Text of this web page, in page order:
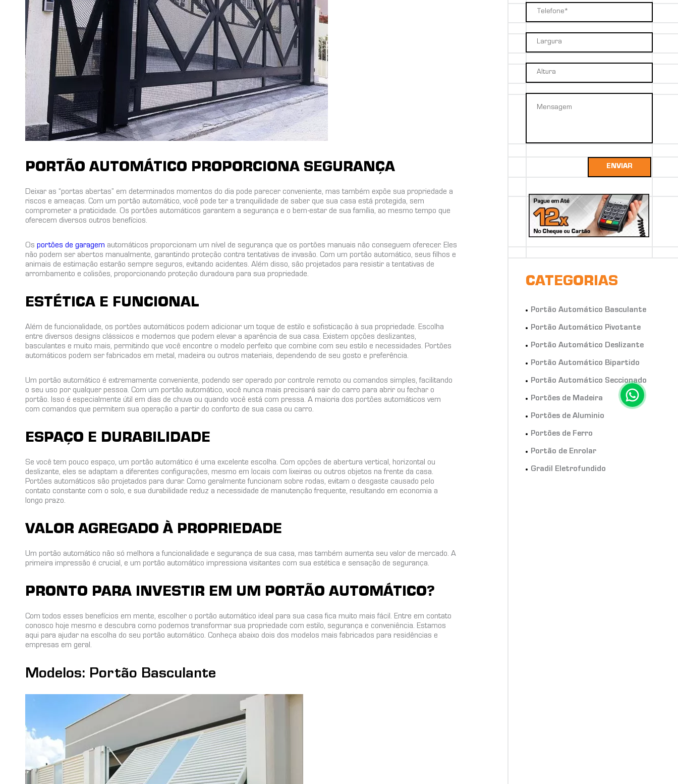
PORTÃO AUTOMÁTICO PROPORCIONA SEGURANÇA
Deixar as “portas abertas” em determinados momentos do dia pode parecer conveniente, mas também expõe sua propriedade a
riscos e ameaças. Com um portão automático, você pode ter a tranquilidade de saber que sua casa está protegida, sem
comprometer a praticidade. Os portões automáticos garantem a segurança e o bem-estar de sua família, ao mesmo tempo que
oferecem diversos outros benefícios.
Osportões de garagem automáticos proporcionam um nível de segurança que os portões manuais não conseguem oferecer. Eles
não podem ser abertos manualmente, garantindo proteção contra tentativas de invasão. Com um portão automático, seus filhos e
animais de estimação estarão sempre seguros, evitando acidentes. Além disso, são projetados para resistir a tentativas de
arrombamento e colisões, proporcionando proteção duradoura para sua propriedade.
ESTÉTICA E FUNCIONAL
Além de funcionalidade, os portões automáticos podem adicionar um toque de estilo e sofisticação à sua propriedade. Escolha
entre diversos designs clássicos e modernos que podem elevar a aparência de sua casa. Existem opções deslizantes,
basculantes e muito mais, permitindo que você encontre o modelo perfeito que combine com seu estilo e necessidades. Portões
automáticos podem ser fabricados em metal, madeira ou outros materiais, dependendo de seu gosto e preferência.
Um portão automático é extremamente conveniente, podendo ser operado por controle remoto ou comandos simples, facilitando
o seu uso por qualquer pessoa. Com um portão automático, você nunca mais precisará sair do carro para abrir ou fechar o
portão. Isso é especialmente útil em dias de chuva ou quando você está com pressa. A maioria dos portões automáticos vem
com comandos que permitem sua operação a partir do conforto de sua casa ou carro.
ESPAÇO E DURABILIDADE
Se você tem pouco espaço, um portão automático é uma excelente escolha. Com opções de abertura vertical, horizontal ou
deslizante, eles se adaptam a diferentes configurações, mesmo em locais com lixeiras ou outros objetos na frente da casa.
Portões automáticos são projetados para durar. Como geralmente funcionam sobre rodas, evitam o desgaste causado pelo
contato constante com o solo, e sua durabilidade reduz a necessidade de manutenção frequente, resultando em economia a
longo prazo.
VALOR AGREGADO À PROPRIEDADE
Um portão automático não só melhora a funcionalidade e segurança de sua casa, mas também aumenta seu valor de mercado. A
primeira impressão é crucial, e um portão automático impressiona visitantes com sua estética e sensação de segurança.
PRONTO PARA INVESTIR EM UM PORTÃO AUTOMÁTICO?
Com todos esses benefícios em mente, escolher o portão automático ideal para sua casa fica muito mais fácil. Entre em contato
conosco hoje mesmo e descubra como podemos transformar sua propriedade com estilo, segurança e conveniência. Estamos
aqui para ajudar na escolha do seu portão automático. Conheça abaixo dois dos modelos mais fabricados para residências e
empresas em geral.
Modelos: Portão Basculante
ENVIAR
CATEGORIAS
Portão Automático Basculante
Portão Automático Pivotante
Portão Automático Deslizante
Portão Automático Bipartido
Portão Automático Seccionado
Portões de Madeira
Portões de Aluminio
Portões de Ferro
Portão de Enrolar
Gradil Eletrofundido
27